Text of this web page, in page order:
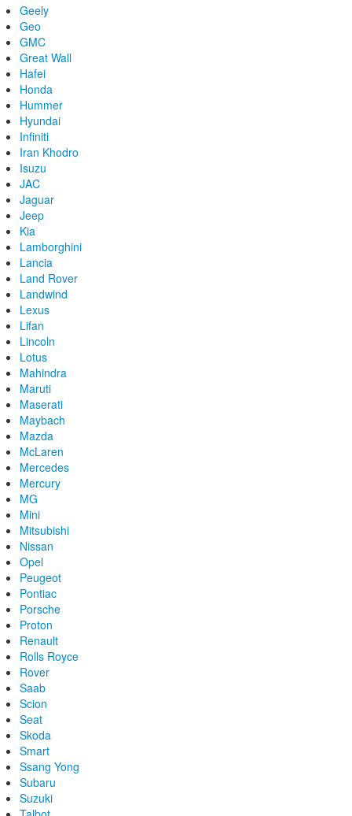
Geely
Geo
GMC
Great Wall
Hafei
Honda
Hummer
Hyundai
Infiniti
Iran Khodro
Isuzu
JAC
Jaguar
Jeep
Kia
Lamborghini
Lancia
Land Rover
Landwind
Lexus
Lifan
Lincoln
Lotus
Mahindra
Maruti
Maserati
Maybach
Mazda
McLaren
Mercedes
Mercury
MG
Mini
Mitsubishi
Nissan
Opel
Peugeot
Pontiac
Porsche
Proton
Renault
Rolls Royce
Rover
Saab
Scion
Seat
Skoda
Smart
Ssang Yong
Subaru
Suzuki